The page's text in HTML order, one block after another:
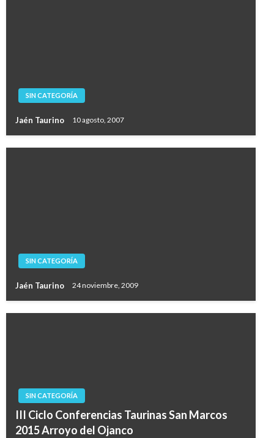
SIN CATEGORÍA
Jaén Taurino 10 agosto, 2007
SIN CATEGORÍA
Jaén Taurino 24 noviembre, 2009
SIN CATEGORÍA
III Ciclo Conferencias Taurinas San Marcos
2015 Arroyo del Ojanco